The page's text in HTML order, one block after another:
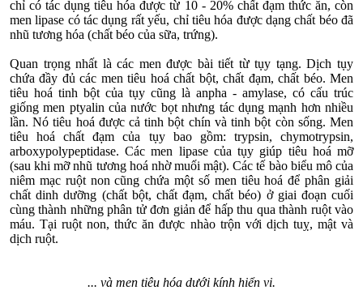
chỉ có tác dụng tiêu hóa được từ 10 - 20% chất đạm thức ăn, còn
men lipase có tác dụng rất yếu, chỉ tiêu hóa được dạng chất béo đã
nhũ tương hóa (chất béo của sữa, trứng).
Quan trọng nhất là các men được bài tiết từ tụy tạng. Dịch tụy
chứa đầy đủ các men tiêu hoá chất bột, chất đạm, chất béo. Men
tiêu hoá tinh bột của tụy cũng là anpha - amylase, có cấu trúc
giống men ptyalin của nước bọt nhưng tác dụng mạnh hơn nhiều
lần. Nó tiêu hoá được cả tinh bột chín và tinh bột còn sống. Men
tiêu hoá chất đạm của tụy bao gồm: trypsin, chymotrypsin,
arboxypolypeptidase. Các men lipase của tụy giúp tiêu hoá mỡ
(sau khi mỡ nhũ tương hoá nhờ muối mật). Các tế bào biểu mô của
niêm mạc ruột non cũng chứa một số men tiêu hoá để phân giải
chất dinh dưỡng (chất bột, chất đạm, chất béo) ở giai đoạn cuối
cùng thành những phân tử đơn giản để hấp thu qua thành ruột vào
máu. Tại ruột non, thức ăn được nhào trộn với dịch tuỵ, mật và
dịch ruột.
... và men tiêu hóa dưới kính hiển vi.